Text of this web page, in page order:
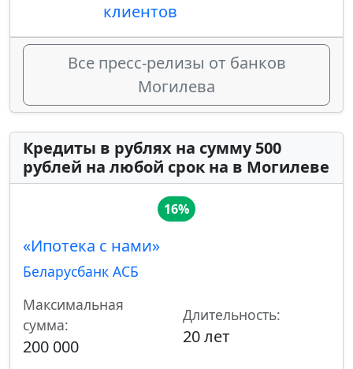
клиентов
Все пресс-релизы от банков
Могилева
Кредиты в рублях на сумму 500
рублей на любой срок на в Могилеве
16%
«Ипотека с нами»
Беларусбанк АСБ
Максимальная
сумма:
200 000
Длительность:
20 лет